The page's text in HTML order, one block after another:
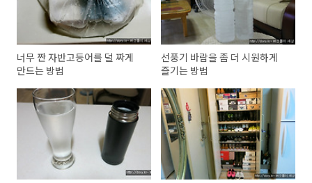
너무 짠 자반고등어를 덜 짜게
만드는 방법
선풍기 바람을 좀 더 시원하게
즐기는 방법